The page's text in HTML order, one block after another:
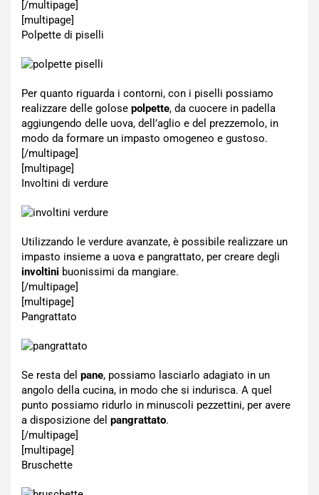
[/multipage]
[multipage]
Polpette di piselli
Per quanto riguarda i contorni, con i piselli possiamo
realizzare delle golose polpette, da cuocere in padella
aggiungendo delle uova, dell’aglio e del prezzemolo, in
modo da formare un impasto omogeneo e gustoso.
[/multipage]
[multipage]
Involtini di verdure
Utilizzando le verdure avanzate, è possibile realizzare un
impasto insieme a uova e pangrattato, per creare degli
involtini buonissimi da mangiare.
[/multipage]
[multipage]
Pangrattato
Se resta del pane, possiamo lasciarlo adagiato in un
angolo della cucina, in modo che si indurisca. A quel
punto possiamo ridurlo in minuscoli pezzettini, per avere
a disposizione del pangrattato.
[/multipage]
[multipage]
Bruschette